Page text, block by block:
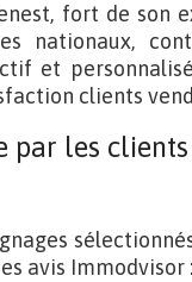
fort de son
nationaux,
et
clients
par les
avis Immodvisor :